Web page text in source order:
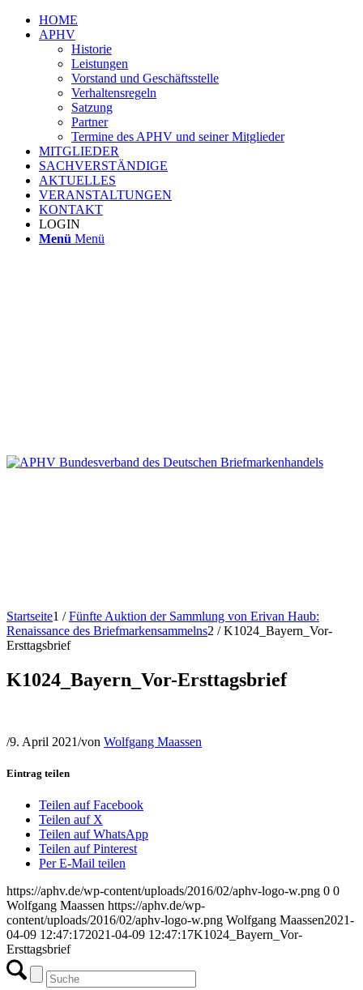
HOME
APHV
Historie
Leistungen
Vorstand und Geschäftsstelle
Verhaltensregeln
Satzung
Partner
Termine des APHV und seiner Mitglieder
MITGLIEDER
SACHVERSTÄNDIGE
AKTUELLES
VERANSTALTUNGEN
KONTAKT
LOGIN
Menü Menü
Startseite1 / Fünfte Auktion der Sammlung von Erivan Haub:
Renaissance des Briefmarkensammelns2 / K1024_Bayern_Vor-
Ersttagsbrief
K1024_Bayern_Vor-Ersttagsbrief
/9. April 2021/von Wolfgang Maassen
Eintrag teilen
Teilen auf Facebook
Teilen auf X
Teilen auf WhatsApp
Teilen auf Pinterest
Per E-Mail teilen
https://aphv.de/wp-content/uploads/2016/02/aphv-logo-w.png 0 0
Wolfgang Maassen https://aphv.de/wp-
content/uploads/2016/02/aphv-logo-w.png Wolfgang Maassen2021-
04-09 12:47:172021-04-09 12:47:17K1024_Bayern_Vor-
Ersttagsbrief